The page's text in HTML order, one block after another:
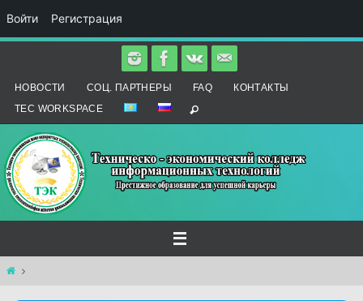
содержимому
Войти Регистрация
НОВОСТИ СОЦ. ПАРТНЕРЫ FAQ
КОНТАКТЫ
TEC WORKSPACE
Главная